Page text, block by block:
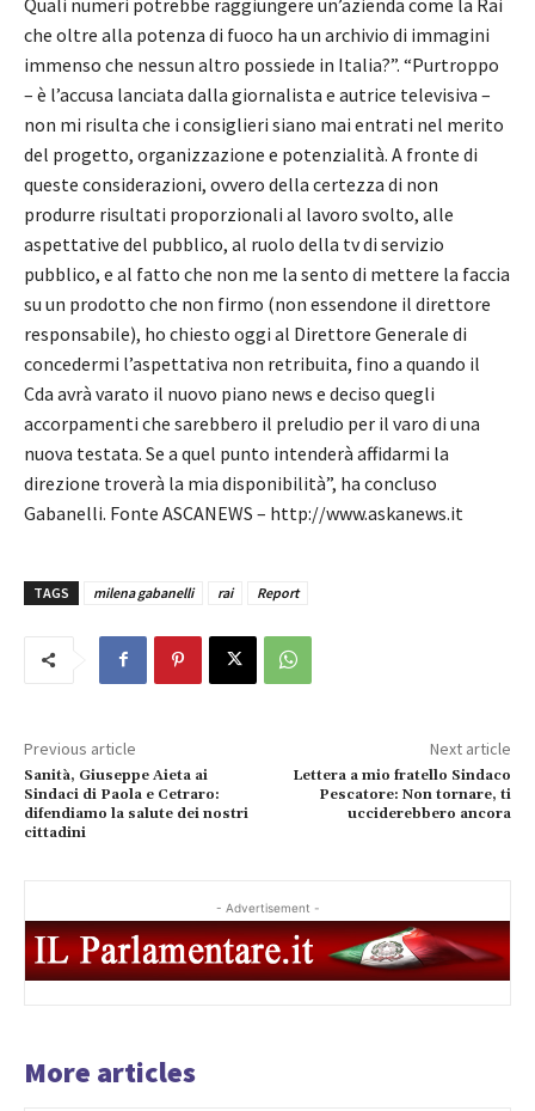
che oltre alla potenza di fuoco ha un archivio di immagini
immenso che nessun altro possiede in Italia?”. “Purtroppo
– è l’accusa lanciata dalla giornalista e autrice televisiva –
non mi risulta che i consiglieri siano mai entrati nel merito
del progetto, organizzazione e potenzialità. A fronte di
queste considerazioni, ovvero della certezza di non
produrre risultati proporzionali al lavoro svolto, alle
aspettative del pubblico, al ruolo della tv di servizio
pubblico, e al fatto che non me la sento di mettere la faccia
su un prodotto che non firmo (non essendone il direttore
responsabile), ho chiesto oggi al Direttore Generale di
concedermi l’aspettativa non retribuita, fino a quando il
Cda avrà varato il nuovo piano news e deciso quegli
accorpamenti che sarebbero il preludio per il varo di una
nuova testata. Se a quel punto intenderà affidarmi la
direzione troverà la mia disponibilità”, ha concluso
Gabanelli. Fonte ASCANEWS – http://www.askanews.it
TAGS milena gabanelli rai Report
Previous article
Sanità, Giuseppe Aieta ai
Sindaci di Paola e Cetraro:
difendiamo la salute dei nostri
cittadini
Next article
Lettera a mio fratello Sindaco
Pescatore: Non tornare, ti
ucciderebbero ancora
- Advertisement -
More articles